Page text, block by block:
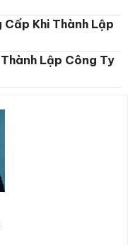
Khi Thành Lập
Lập Công Ty